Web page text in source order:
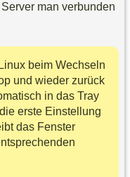
man verbunden
beim Wechseln
und wieder zurück
in das Tray
erste Einstellung
das Fenster